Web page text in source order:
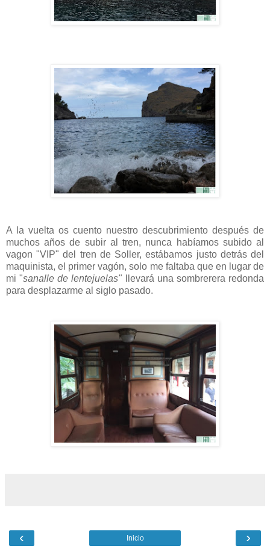
A la vuelta os cuento nuestro descubrimiento después de
muchos años de subir al tren, nunca habíamos subido al
vagon "VIP" del tren de Soller, estábamos justo detrás del
maquinista, el primer vagón, solo me faltaba que en lugar de
mi "sanalle de lentejuelas" llevará una sombrerera redonda
para desplazarme al siglo pasado.
‹ ›
Inicio